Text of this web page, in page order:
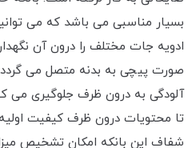
بسیار مناسبی می باشد که می
ادویه جات مختلف را درون آن
صورت پیچی به بدنه متصل می گردد
آلودگی به درون ظرف جلوگیری می
تا محتویات درون ظرف کیفیت
شفاف این بانکه امکان تشخیص